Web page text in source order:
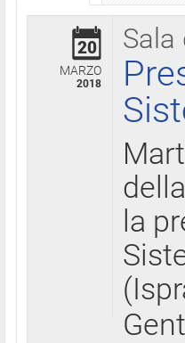
Sala
20
MARZO
2018
la